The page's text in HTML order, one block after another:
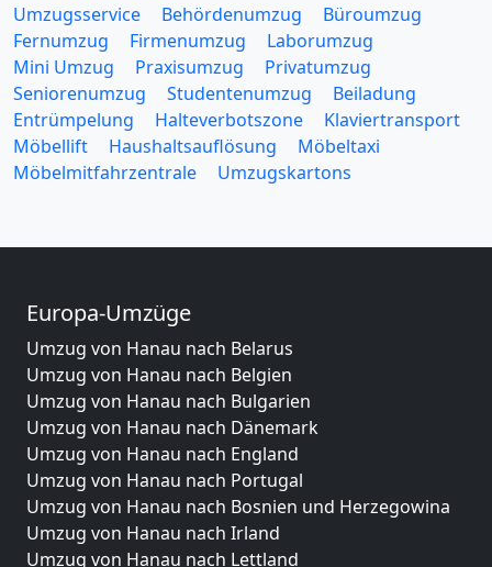
Umzugsservice Behördenumzug
Büroumzug
Fernumzug
Firmenumzug
Laborumzug
Mini Umzug
Praxisumzug
Privatumzug
Seniorenumzug
Studentenumzug
Beiladung
Entrümpelung
Halteverbotszone
Klaviertransport
Möbellift
Haushaltsauflösung
Möbeltaxi
Möbelmitfahrzentrale
Umzugskartons
Europa-Umzüge
Umzug von Hanau nach Belarus
Umzug von Hanau nach Belgien
Umzug von Hanau nach Bulgarien
Umzug von Hanau nach Dänemark
Umzug von Hanau nach England
Umzug von Hanau nach Portugal
Umzug von Hanau nach Bosnien und Herzegowina
Umzug von Hanau nach Irland
Umzug von Hanau nach Lettland